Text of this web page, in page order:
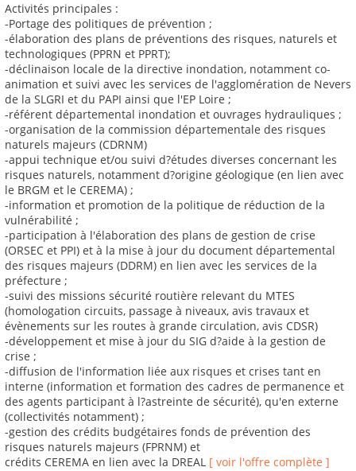
Activités principales :
-Portage des politiques de prévention ;
-élaboration des plans de préventions des risques, naturels et
technologiques (PPRN et PPRT);
-déclinaison locale de la directive inondation, notamment co-
animation et suivi avec les services de l'agglomération de Nevers
de la SLGRI et du PAPI ainsi que l'EP Loire ;
-référent départemental inondation et ouvrages hydrauliques ;
-organisation de la commission départementale des risques
naturels majeurs (CDRNM)
-appui technique et/ou suivi d?études diverses concernant les
risques naturels, notamment d?origine géologique (en lien avec
le BRGM et le CEREMA) ;
-information et promotion de la politique de réduction de la
vulnérabilité ;
-participation à l'élaboration des plans de gestion de crise
(ORSEC et PPI) et à la mise à jour du document départemental
des risques majeurs (DDRM) en lien avec les services de la
préfecture ;
-suivi des missions sécurité routière relevant du MTES
(homologation circuits, passage à niveaux, avis travaux et
évènements sur les routes à grande circulation, avis CDSR)
-développement et mise à jour du SIG d?aide à la gestion de
crise ;
-diffusion de l'information liée aux risques et crises tant en
interne (information et formation des cadres de permanence et
des agents participant à l?astreinte de sécurité), qu'en externe
(collectivités notamment) ;
-gestion des crédits budgétaires fonds de prévention des
risques naturels majeurs (FPRNM) et
crédits CEREMA en lien avec la DREAL [ voir l'offre complète ]